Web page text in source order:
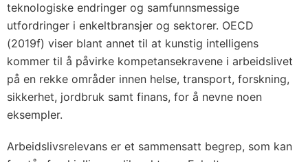
teknologiske endringer og samfunnsmessige
utfordringer i enkeltbransjer og sektorer. OECD
(2019f) viser blant annet til at kunstig intelligens
kommer til å påvirke kompetansekravene i arbeidslivet
på en rekke områder innen helse, transport, forskning,
sikkerhet, jordbruk samt finans, for å nevne noen
eksempler.
Arbeidslivsrelevans er et sammensatt begrep, som kan